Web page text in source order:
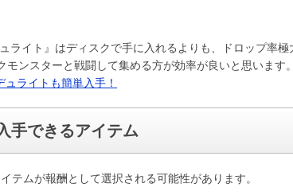
ライト』はディスクで手に入れるよりも、ドロップ率極
ンスターと戦闘して集める方が効率が良いと思います。
ライトも簡単入手！
手できるアイテム
テムが報酬として選択される可能性があります。